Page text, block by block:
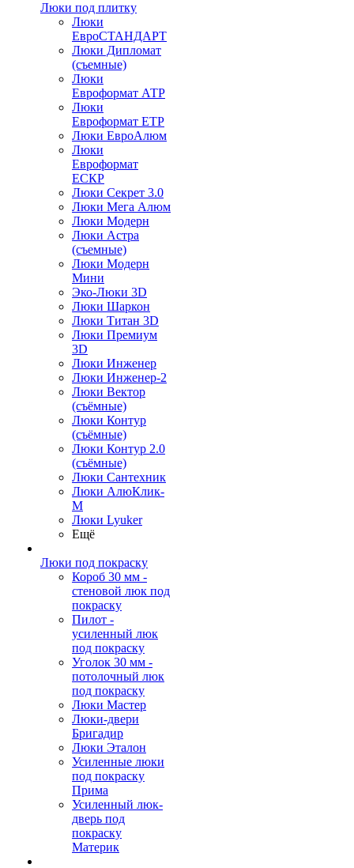
Люки под плитку
Люки
ЕвроСТАНДАРТ
Люки Дипломат
(съемные)
Люки
Евроформат АТР
Люки
Евроформат ЕТР
Люки ЕвроАлюм
Люки
Евроформат
ЕСКР
Люки Секрет 3.0
Люки Мега Алюм
Люки Модерн
Люки Астра
(съемные)
Люки Модерн
Мини
Эко-Люки 3D
Люки Шаркон
Люки Титан 3D
Люки Премиум
3D
Люки Инженер
Люки Инженер-2
Люки Вектор
(съёмные)
Люки Контур
(съёмные)
Люки Контур 2.0
(съёмные)
Люки Сантехник
Люки АлюКлик-
М
Люки Lyuker
Ещё
Люки под покраску
Короб 30 мм -
стеновой люк под
покраску
Пилот -
усиленный люк
под покраску
Уголок 30 мм -
потолочный люк
под покраску
Люки Мастер
Люки-двери
Бригадир
Люки Эталон
Усиленные люки
под покраску
Прима
Усиленный люк-
дверь под
покраску
Материк